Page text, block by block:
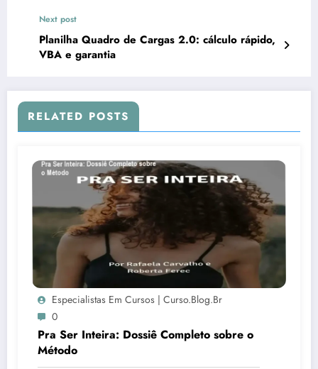
Next post
Planilha Quadro de Cargas 2.0: cálculo rápido,
VBA e garantia
RELATED POSTS
Especialistas Em Cursos | Curso.blog.br
0
Pra Ser Inteira: Dossiê Completo sobre o
Método